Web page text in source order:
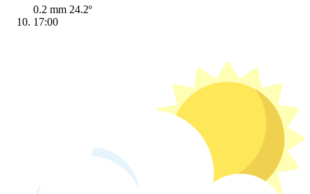
0.2 mm 24.2º
17:00